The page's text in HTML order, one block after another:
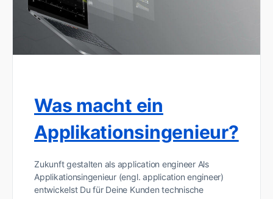
Was macht ein
Applikationsingenieur?
Zukunft gestalten als application engineer Als
Applikationsingenieur (engl. application engineer)
entwickelst Du für Deine Kunden technische